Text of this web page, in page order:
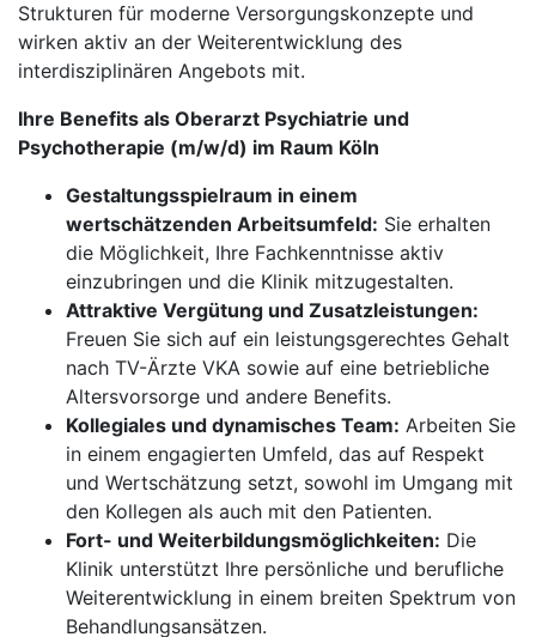
Strukturen für moderne Versorgungskonzepte und
wirken aktiv an der Weiterentwicklung des
interdisziplinären Angebots mit.
Ihre Benefits als Oberarzt Psychiatrie und
Psychotherapie (m/w/d) im Raum Köln
Gestaltungsspielraum in einem
wertschätzenden Arbeitsumfeld: Sie erhalten
die Möglichkeit, Ihre Fachkenntnisse aktiv
einzubringen und die Klinik mitzugestalten.
Attraktive Vergütung und Zusatzleistungen:
Freuen Sie sich auf ein leistungsgerechtes Gehalt
nach TV-Ärzte VKA sowie auf eine betriebliche
Altersvorsorge und andere Benefits.
Kollegiales und dynamisches Team: Arbeiten Sie
in einem engagierten Umfeld, das auf Respekt
und Wertschätzung setzt, sowohl im Umgang mit
den Kollegen als auch mit den Patienten.
Fort- und Weiterbildungsmöglichkeiten: Die
Klinik unterstützt Ihre persönliche und berufliche
Weiterentwicklung in einem breiten Spektrum von
Behandlungsansätzen.